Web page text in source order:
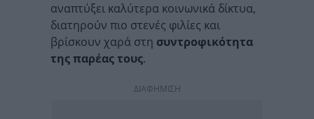
αναπτύξει καλύτερα κοινωνικά δίκτυα,
διατηρούν πιο στενές φιλίες και
βρίσκουν χαρά στη συντροφικότητα
της παρέας τους.
ΔΙΑΦΗΜΙΣΗ